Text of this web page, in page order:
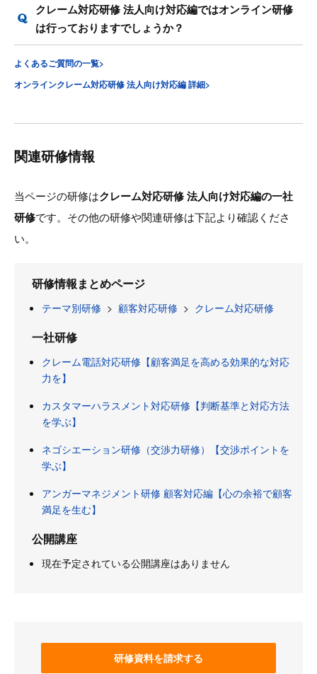
クレーム対応研修 法人向け対応編ではオンライン研修
は行っておりますでしょうか？
よくあるご質問の一覧>
オンラインクレーム対応研修 法人向け対応編 詳細>
関連研修情報
当ページの研修はクレーム対応研修 法人向け対応編の一社
研修です。その他の研修や関連研修は下記より確認くださ
い。
研修情報まとめページ
テーマ別研修 > 顧客対応研修 > クレーム対応研修
一社研修
クレーム電話対応研修【顧客満足を高める効果的な対応
力を】
カスタマーハラスメント対応研修【判断基準と対応方法
を学ぶ】
ネゴシエーション研修（交渉力研修）【交渉ポイントを
学ぶ】
アンガーマネジメント研修 顧客対応編【心の余裕で顧客
満足を生む】
公開講座
現在予定されている公開講座はありません
研修資料を請求する